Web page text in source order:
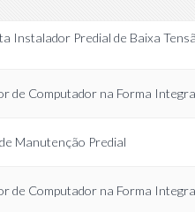
Instalador Predial de Baixa
de Computador na Forma
Manutenção Predial
de Computador na Forma